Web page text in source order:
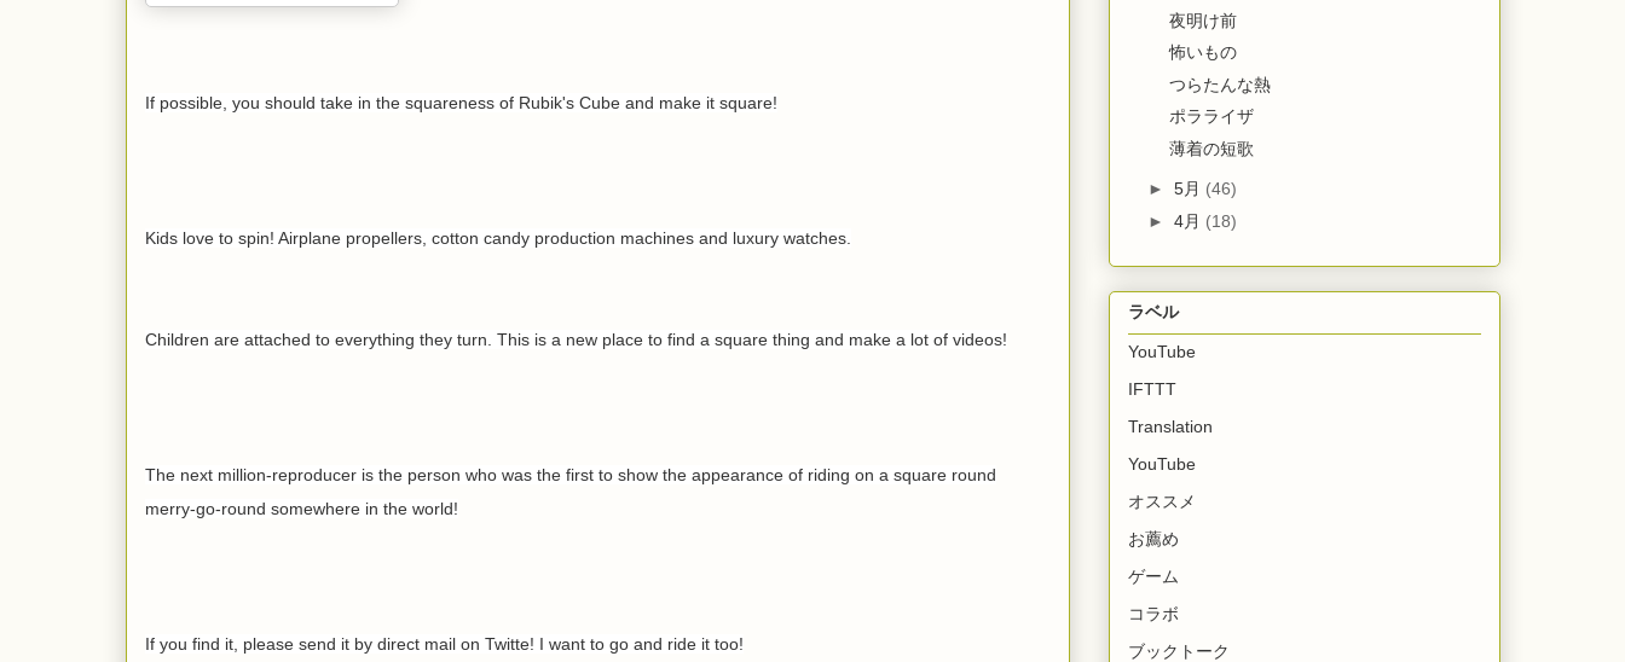
If possible, you should take in the squareness of Rubik's Cube and make it square!
Kids love to spin! Airplane propellers, cotton candy production machines and luxury watches.
Children are attached to everything they turn. This is a new place to find a square thing and make a lot of videos!
The next million-reproducer is the person who was the first to show the appearance of riding on a square round
merry-go-round somewhere in the world!
If you find it, please send it by direct mail on Twitte! I want to go and ride it too!
夜明け前
怖いもの
つらたんな熱
ポラライザ
薄着の短歌
►5月 (46)
►4月 (18)
ラベル
YouTube
IFTTT
Translation
YouTube
オススメ
お薦め
ゲーム
コラボ
ブックトーク